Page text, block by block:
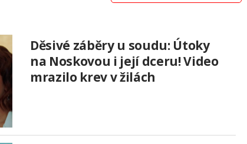
Děsivé záběry u soudu: Útoky
na Noskovou i její dceru! Video
mrazilo krev v žilách